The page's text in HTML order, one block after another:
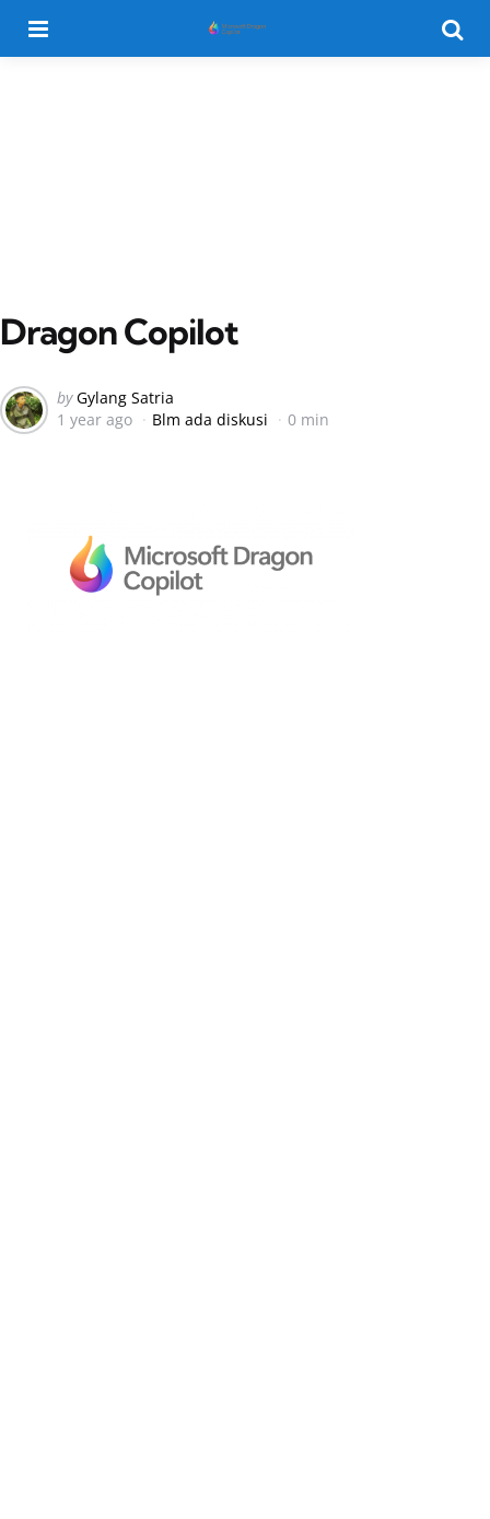
Dragon Copilot
Posted
by
by Gylang Satria
1 year ago
Blm ada diskusi 0 min